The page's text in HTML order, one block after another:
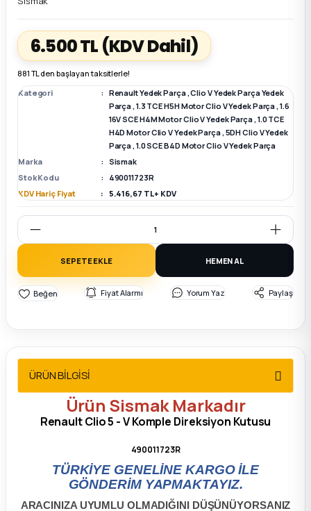
Parça
Parça
Parça
Parça
Megane E-TECH Yedek Parça
Parça
Parça
6.500 TL (KDV Dahil)
881 TL den başlayan taksitlerle!
Kategori
Renault Yedek Parça,Clio V Yedek Parça Yedek
Parça,1.3 TCE H5H Motor Clio V Yedek Parça,1.6
16V SCE H4M Motor Clio V Yedek Parça,1.0 TCE
H4D Motor Clio V Yedek Parça,5DH Clio V Yedek
Parça,1.0 SCE B4D Motor Clio V Yedek Parça
Marka
Sismak
Stok Kodu
490011723R
KDV Hariç Fiyat
5.416,67 TL + KDV
SEPETE EKLE HEMEN AL
Fiyat Alarmı Yorum Yaz Paylaş
ÜRÜN BİLGİSİ
Ürün Sismak Markadır
Renault Clio 5 - V Komple Direksiyon Kutusu
490011723R
TÜRKİYE GENELİNE KARGO İLE
GÖNDERİM YAPMAKTAYIZ.
ARACINIZA UYUMLU OLMADIĞINI DÜŞÜNÜYORSANIZ